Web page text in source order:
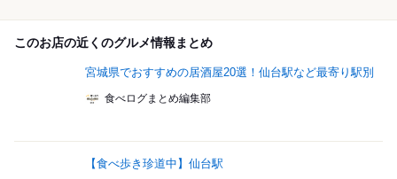
このお店の近くのグルメ情報まとめ
宮城県でおすすめの居酒屋20選！仙台駅など最寄り駅別
食べログまとめ編集部
【食べ歩き珍道中】仙台駅